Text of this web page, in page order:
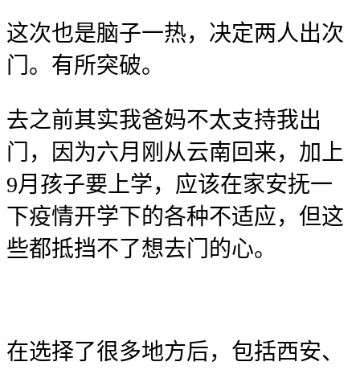
这次也是脑子一热，决定两人出次
门。有所突破。
去之前其实我爸妈不太支持我出
门，因为六月刚从云南回来，加上
9月孩子要上学，应该在家安抚一
下疫情开学下的各种不适应，但这
些都抵挡不了想去门的心。
在选择了很多地方后，包括西安、